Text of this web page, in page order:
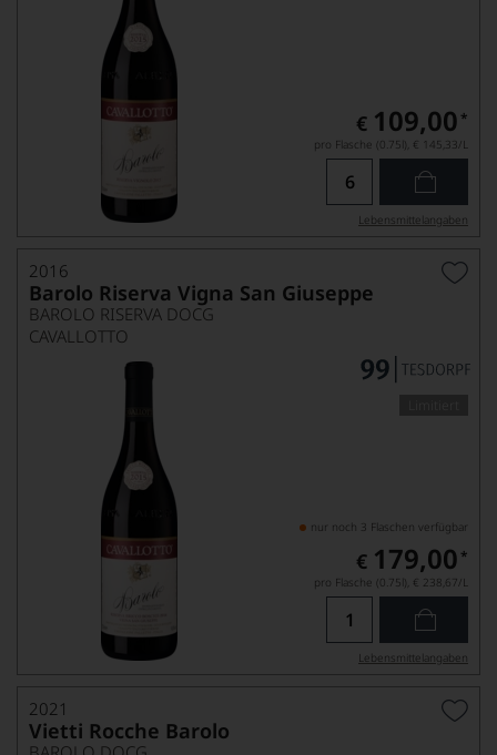
€ 109,00 *
pro Flasche (0.75l), € 145,33/L
Lebensmittel­angaben
2016
Barolo Riserva Vigna San Giuseppe
BAROLO RISERVA DOCG
CAVALLOTTO
nur noch 3 Flaschen verfügbar
€ 179,00 *
pro Flasche (0.75l), € 238,67/L
Lebensmittel­angaben
2021
Vietti Rocche Barolo